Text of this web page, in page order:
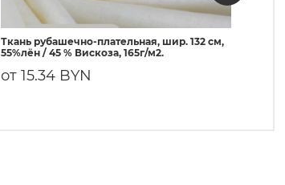
Ткань рубашечно-плательная, шир. 132 см,
55%лён / 45 % Вискоза, 165г/м2.
от 15.34 BYN